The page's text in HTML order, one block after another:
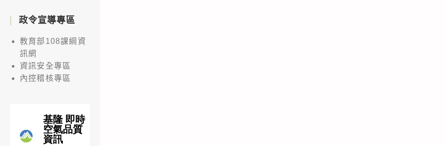
政令宣導專區
教育部108課綱資
訊網
資訊安全專區
內控稽核專區